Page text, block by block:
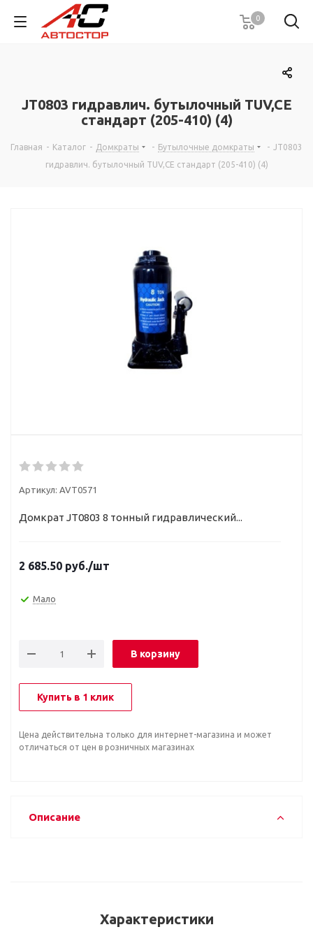
0
JТ0803 гидравлич. бутылочный TUV,CE
стандарт (205-410) (4)
Главная - Каталог - Домкраты - Бутылочные домкраты - JТ0803
гидравлич. бутылочный TUV,CE стандарт (205-410) (4)
Артикул: AVT0571
Домкрат JТ0803 8 тонный гидравлический...
2 685.50 руб./шт
Мало
В корзину
Купить в 1 клик
Цена действительна только для интернет-магазина и может
отличаться от цен в розничных магазинах
Описание
Характеристики